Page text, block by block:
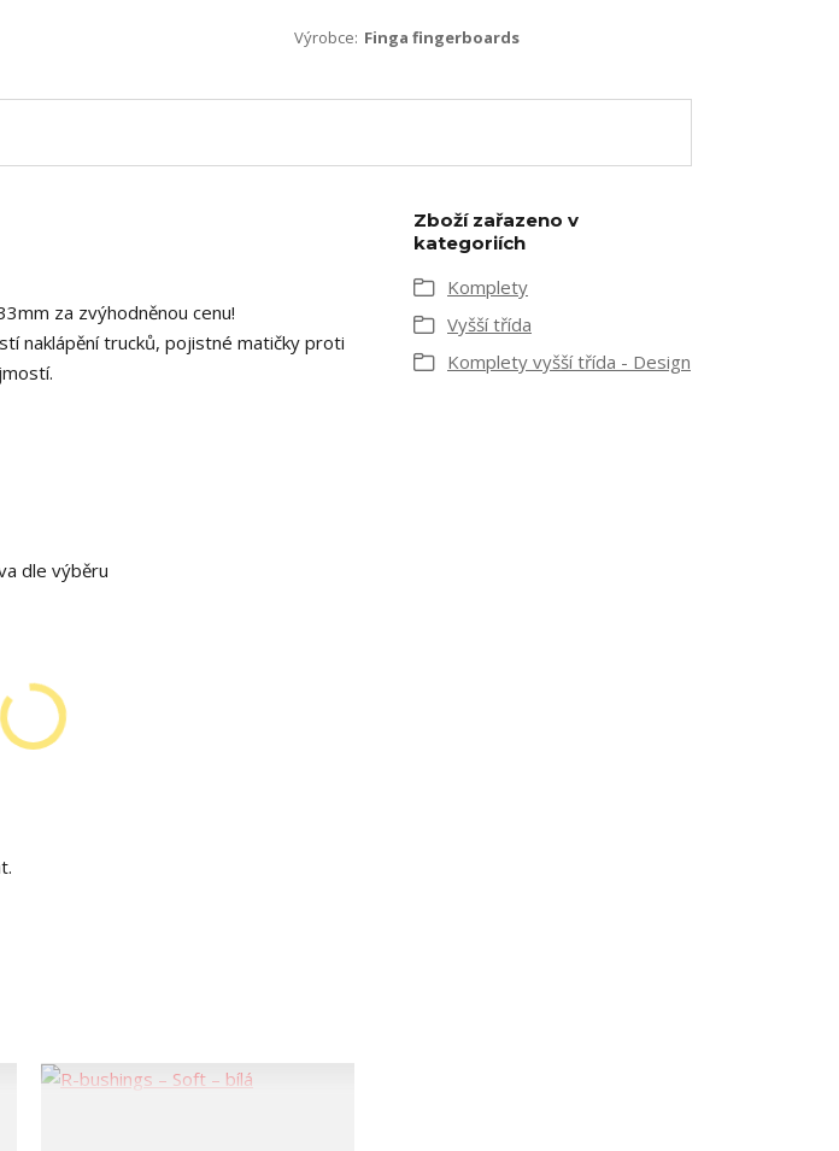
Výrobce: Finga fingerboards
za zvýhodněnou cenu!
naklápění trucků, pojistné matičky proti
dle výběru
Zboží zařazeno v
kategoriích
Komplety
Vyšší třída
Komplety vyšší třída - Design